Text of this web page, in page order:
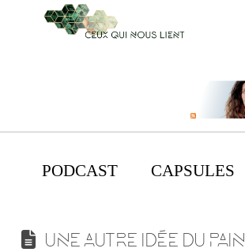
PODCAST CAPSULES
UNE AUTRE IDÉE DU PAIN